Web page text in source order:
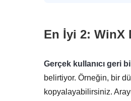
En İyi 2: WinX
Gerçek kullanıcı geri
belirtiyor. Örneğin, bir
kopyalayabilirsiniz.